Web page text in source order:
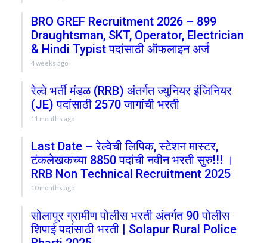
BRO GREF Recruitment 2026 – 899
Draughtsman, SKT, Operator, Electrician
& Hindi Typist पदांसाठी ऑफलाइन अर्ज
4 weeks ago
रेल्वे भर्ती मंडळ (RRB) अंतर्गत ज्युनियर इंजिनियर
(JE) पदांसाठी 2570 जागांची भरती
11 months ago
Last Date – रेल्वेची लिपिक, स्टेशन मास्टर,
टंकलेखकच्या 8850 पदांची नवीन भरती सुरु!!! ।
RRB Non Technical Recruitment 2025
10 months ago
सोलापूर ग्रामीण पोलीस भरती अंतर्गत 90 पोलीस
शिपाई पदांसाठी भरती | Solapur Rural Police